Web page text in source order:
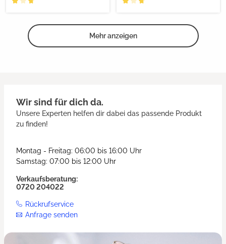
Mehr anzeigen
Wir sind für dich da.
Unsere Experten helfen dir dabei das passende Produkt
zu finden!
Montag - Freitag: 06:00 bis 16:00 Uhr
Samstag: 07:00 bis 12:00 Uhr
Verkaufsberatung:
0720 204022
Rückrufservice
Anfrage senden